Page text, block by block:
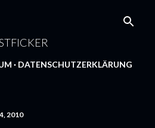
Direkt zum Hauptbereich
DATENSCHUTZERKLÄRUNG
2010